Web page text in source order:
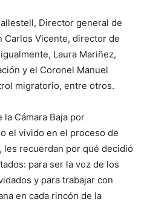
Director general de
Carlos Vicente, director de
Laura Mariñez,
y el Coronel Manuel
migratorio, entre otros.
Cámara Baja por
el vivido en el proceso de
les recuerdan por qué decidió
para ser la voz de los
y para trabajar con
en cada rincón de la